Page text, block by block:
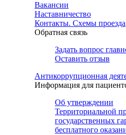
Вакансии
Наставничество
Контакты. Схемы проезда
Обратная связь
Задать вопрос
Оставить отзыв
Антикоррупционная
Информация для
Об утверждении
Территориальной
государственных
бесплатного